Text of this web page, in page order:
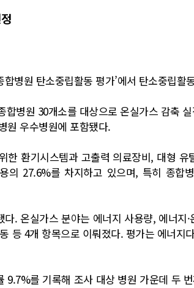
병원 탄소중립활동 평가’에서 탄소중립활
병원 30개소를 대상으로 온실가스 감축
원 우수병원에 포함됐다.
환기시스템과 고출력 의료장비, 대형
의 27.6%를 차지하고 있으며, 특히 종
. 온실가스 분야는 에너지 사용량, 에너
등 4개 항목으로 이뤄졌다. 평가는 에너
9.7%를 기록해 조사 대상 병원 가운데 두